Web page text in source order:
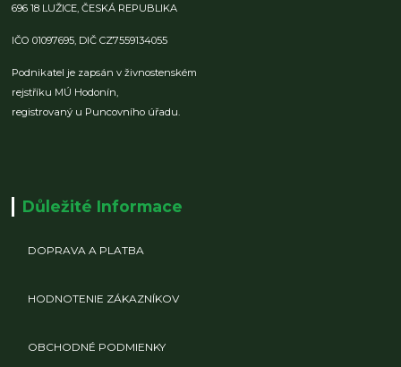
696 18 LUŽICE,ČESKÁ REPUBLIKA
IČO 01097695, DIČ CZ7559134055
Podnikatel je zapsán v živnostenském
rejstříku MÚ Hodonín,
registrovaný u Puncovního úřadu.
Důležité Informace
DOPRAVA A PLATBA
HODNOTENIE ZÁKAZNÍKOV
OBCHODNÉ PODMIENKY